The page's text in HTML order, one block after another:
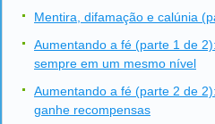
Mentira, difamação e calúnia
Aumentando a fé (parte 1 de
sempre em um mesmo nível
Aumentando a fé (parte 2 de
ganhe recompensas